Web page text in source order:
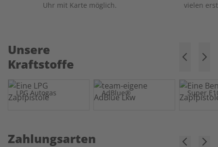
Uhr mit Karte möglich.
vielen
Unsere
Kraftstoffe
LPG Autogas AdBlue® Super
Zahlungsarten